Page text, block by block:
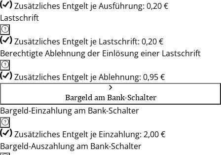
Zusätzliches Entgelt je Ausführung: 0,20 €
Lastschrift
Zusätzliches Entgelt je Lastschrift: 0,20 €
Berechtigte Ablehnung der Einlösung einer Lastschrift
Zusätzliches Entgelt je Ablehnung: 0,95 €
Bargeld am Bank-Schalter
Bargeld-Einzahlung am Bank-Schalter
Zusätzliches Entgelt je Einzahlung: 2,00 €
Bargeld-Auszahlung am Bank-Schalter